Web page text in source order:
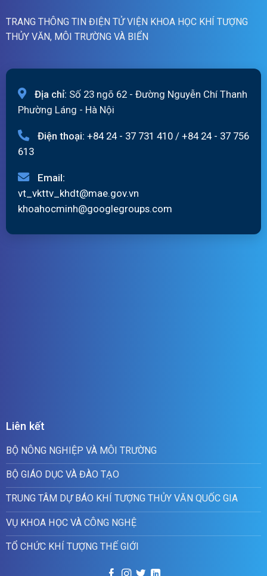
TRANG THÔNG TIN ĐIỆN TỬ VIỆN KHOA HỌC KHÍ TƯỢNG
THỦY VĂN, MÔI TRƯỜNG VÀ BIỂN
Địa chỉ: Số 23 ngõ 62 - Đường Nguyễn Chí Thanh
Phường Láng - Hà Nội
Điện thoại: +84 24 - 37 731 410 / +84 24 - 37 756
613
Email:
vt_vkttv_khdt@mae.gov.vn
khoahocminh@googlegroups.com
Liên kết
BỘ NÔNG NGHIỆP VÀ MÔI TRƯỜNG
BỘ GIÁO DỤC VÀ ĐÀO TẠO
TRUNG TÂM DỰ BÁO KHÍ TƯỢNG THỦY VĂN QUỐC GIA
VỤ KHOA HỌC VÀ CÔNG NGHỆ
TỔ CHỨC KHÍ TƯỢNG THẾ GIỚI